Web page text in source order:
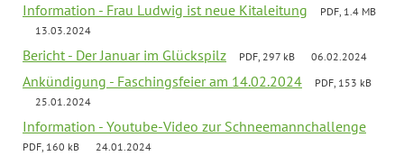
Information - Frau Ludwig ist neue Kitaleitung
PDF, 1.4 MB
13.03.2024
Bericht - Der Januar im Glückspilz PDF, 297 kB 06.02.2024
Ankündigung - Faschingsfeier am 14.02.2024
PDF, 153 kB
25.01.2024
Information - Youtube-Video zur Schneemannchallenge
PDF, 160 kB 24.01.2024